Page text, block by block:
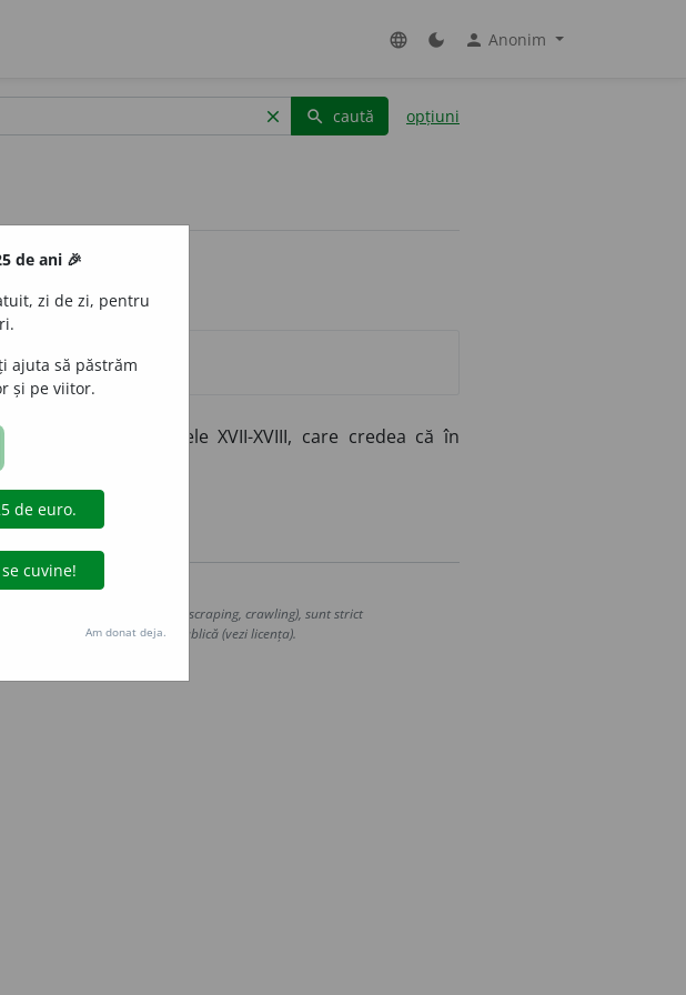
language dark_mode person Anonim
clear search caută opțiuni
din secolele XVII-XVIII, care credea că în
dexonline.ro)
de extragere automată (web scraping, crawling), sunt strict
oferite oficial spre utilizare publică (vezi licența).
de ani 🎉
zi de zi, pentru
ajuta să păstrăm
și pe viitor.
Am donat deja.